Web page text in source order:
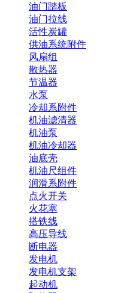
油门踏板
油门拉线
活性炭罐
供油系统附件
风扇组
散热器
节温器
水泵
冷却系附件
机油滤清器
机油泵
机油冷却器
油底壳
机油尺组件
润滑系附件
点火开关
火花塞
搭铁线
高压导线
断电器
发电机
发电机支架
起动机